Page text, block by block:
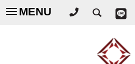
Toggle
MENU